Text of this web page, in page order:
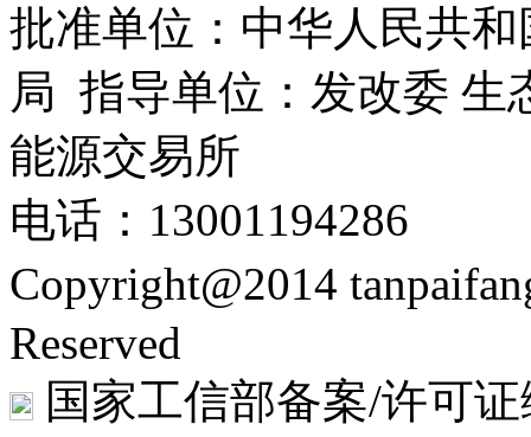
批准单位：中华人民共
局 指导单位：发改委 生
能源交易所
电话：13001194286
Copyright@2014
Reserved
国家工信部备案/许可